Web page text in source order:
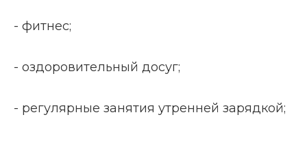
- фитнес;
- оздоровительный досуг;
- регулярные занятия утренней зарядкой;